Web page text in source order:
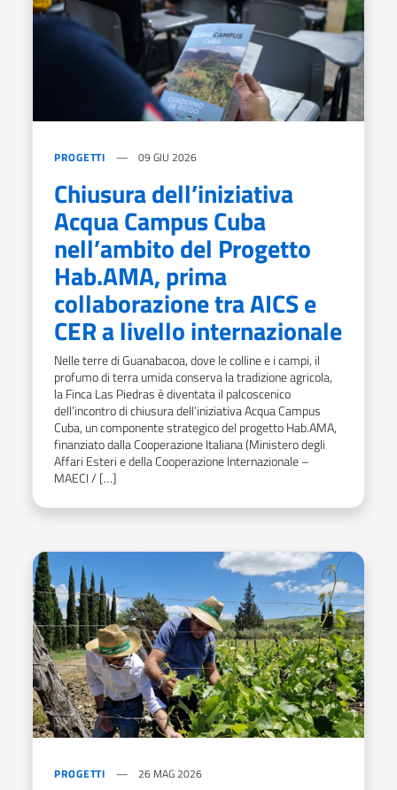
PROGETTI 09 GIU 2026
Chiusura dell’iniziativa
Acqua Campus Cuba
nell’ambito del Progetto
Hab.AMA, prima
collaborazione tra AICS e
CER a livello internazionale
Nelle terre di Guanabacoa, dove le colline e i campi, il
profumo di terra umida conserva la tradizione agricola,
la Finca Las Piedras è diventata il palcoscenico
dell’incontro di chiusura dell’iniziativa Acqua Campus
Cuba, un componente strategico del progetto Hab.AMA,
finanziato dalla Cooperazione Italiana (Ministero degli
Affari Esteri e della Cooperazione Internazionale –
MAECI / […]
PROGETTI 26 MAG 2026